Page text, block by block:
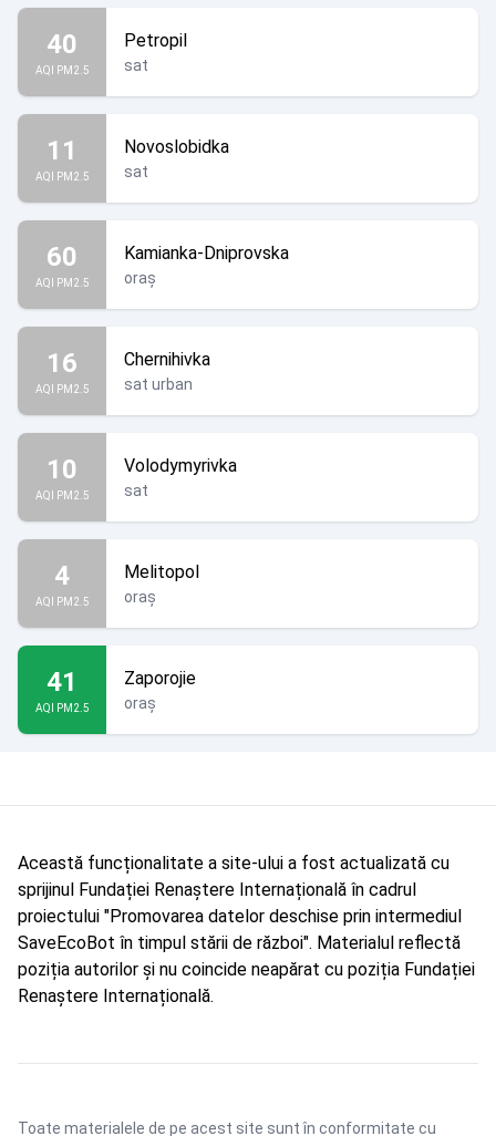
40
AQI PM2.5
Petropil
sat
11
AQI PM2.5
Novoslobidka
sat
60
AQI PM2.5
Kamianka-Dniprovska
oraș
16
AQI PM2.5
Chernihivka
sat urban
10
AQI PM2.5
Volodymyrivka
sat
4
AQI PM2.5
Melitopol
oraș
41
AQI PM2.5
Zaporojie
oraș
Această funcționalitate a site-ului a fost actualizată cu
sprijinul Fundației Renaștere Internațională în cadrul
proiectului "Promovarea datelor deschise prin intermediul
SaveEcoBot în timpul stării de război". Materialul reflectă
poziția autorilor și nu coincide neapărat cu poziția Fundației
Renaștere Internațională.
Toate materialele de pe acest site sunt în conformitate cu